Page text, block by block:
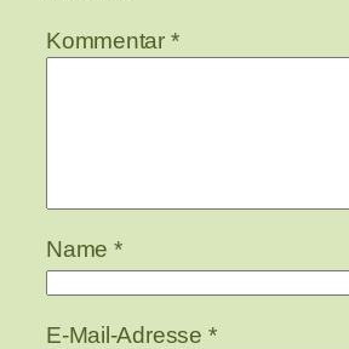
Kommentar *
Name *
E-Mail-Adresse *